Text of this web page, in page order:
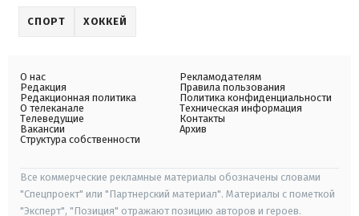
СПОРТ ХОККЕЙ
О нас
Редакция
Редакционная политика
О телеканале
Телеведущие
Вакансии
Структура собственности
Рекламодателям
Правила пользования
Политика конфиденциальности
Техническая информация
Контакты
Архив
Все коммерческие рекламные материалы обозначены словами
"Спецпроект" или "Партнерский материал". Материалы с пометкой
"Эксперт", "Позиция" отражают позицию авторов и героев.